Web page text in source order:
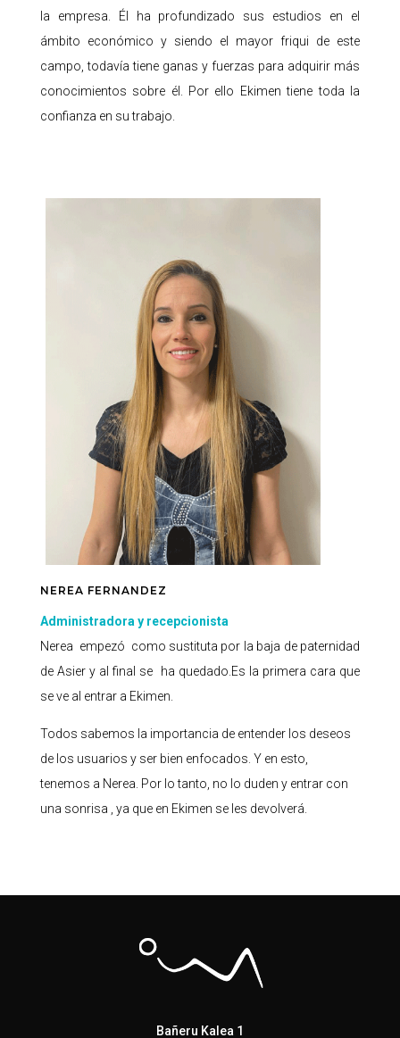
la empresa. Él ha profundizado sus estudios en el
ámbito económico y siendo el mayor friqui de este
campo, todavía tiene ganas y fuerzas para adquirir más
conocimientos sobre él. Por ello Ekimen tiene toda la
confianza en su trabajo.
NEREA FERNANDEZ
Administradora y recepcionista
Nerea empezó como sustituta por la baja de paternidad
de Asier y al final se ha quedado.Es la primera cara que
se ve al entrar a Ekimen.
Todos sabemos la importancia de entender los deseos
de los usuarios y ser bien enfocados. Y en esto,
tenemos a Nerea. Por lo tanto, no lo duden y entrar con
una sonrisa , ya que en Ekimen se les devolverá.
Bañeru Kalea 1